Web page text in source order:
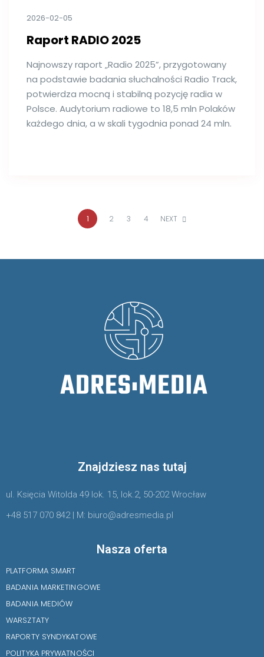
2026-02-05
Raport RADIO 2025
Najnowszy raport „Radio 2025”, przygotowany
na podstawie badania słuchalności Radio Track,
potwierdza mocną i stabilną pozycję radia w
Polsce. Audytorium radiowe to 18,5 mln Polaków
każdego dnia, a w skali tygodnia ponad 24 mln.
1 2 3 4 NEXT
Znajdziesz nas tutaj
ul. Księcia Witolda 49 lok. 15, lok.2, 50-202 Wrocław
+48 517 070 842 | M: biuro@adresmedia.pl
Nasza oferta
PLATFORMA SMART
BADANIA MARKETINGOWE
BADANIA MEDIÓW
WARSZTATY
RAPORTY SYNDYKATOWE
POLITYKA PRYWATNOŚCI